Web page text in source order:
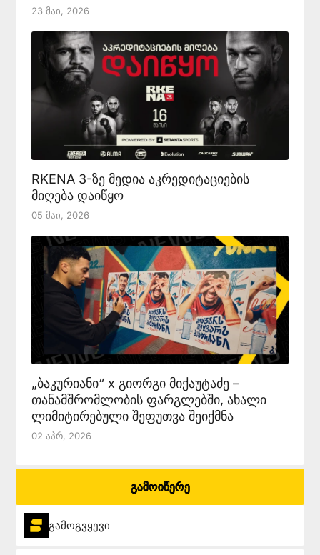
23 Მაი, 2026
RKENA 3-ზე მედია აკრედიტაციების
მიღება დაიწყო
05 Მაი, 2026
„ბაკურიანი“ x გიორგი მიქაუტაძე –
თანამშრომლობის ფარგლებში, ახალი
ლიმიტირებული შეფუთვა შეიქმნა
02 Აპრ, 2026
გამოიწერე
გამოგვყევი